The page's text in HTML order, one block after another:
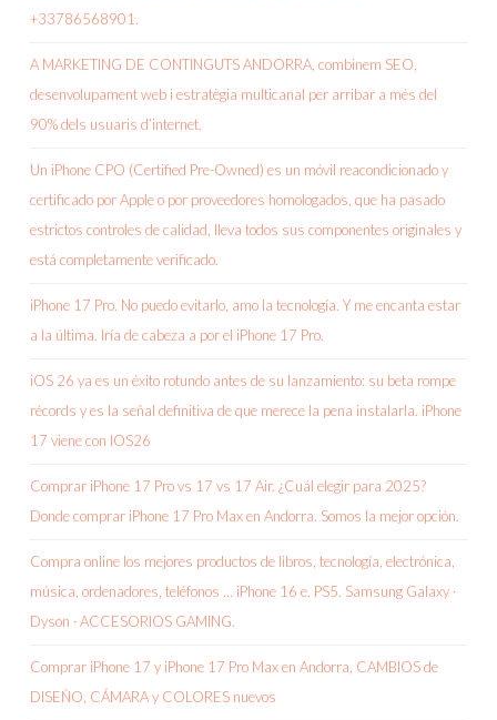
+33786568901.
A MARKETING DE CONTINGUTS ANDORRA, combinem SEO,
desenvolupament web i estratègia multicanal per arribar a més del
90% dels usuaris d’internet.
Un iPhone CPO (Certified Pre-Owned) es un móvil reacondicionado y
certificado por Apple o por proveedores homologados, que ha pasado
estrictos controles de calidad, lleva todos sus componentes originales y
está completamente verificado.
iPhone 17 Pro. No puedo evitarlo, amo la tecnología. Y me encanta estar
a la última. Iría de cabeza a por el iPhone 17 Pro.
iOS 26 ya es un éxito rotundo antes de su lanzamiento: su beta rompe
récords y es la señal definitiva de que merece la pena instalarla. iPhone
17 viene con IOS26
Comprar iPhone 17 Pro vs 17 vs 17 Air. ¿Cuál elegir para 2025?
Donde comprar iPhone 17 Pro Max en Andorra. Somos la mejor opción.
Compra online los mejores productos de libros, tecnología, electrónica,
música, ordenadores, teléfonos … iPhone 16 e. PS5. Samsung Galaxy ·
Dyson · ACCESORIOS GAMING.
Comprar iPhone 17 y iPhone 17 Pro Max en Andorra, CAMBIOS de
DISEÑO, CÁMARA y COLORES nuevos